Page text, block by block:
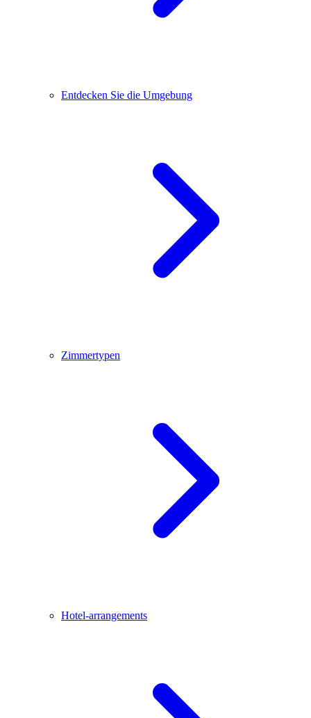
Entdecken Sie die Umgebung
Zimmertypen
Hotel-arrangements